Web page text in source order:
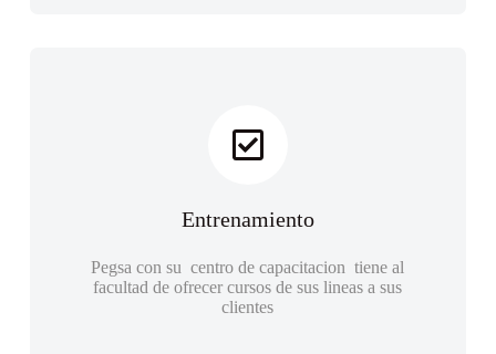
Entrenamiento
Pegsa con su centro de capacitacion tiene al
facultad de ofrecer cursos de sus lineas a sus
clientes